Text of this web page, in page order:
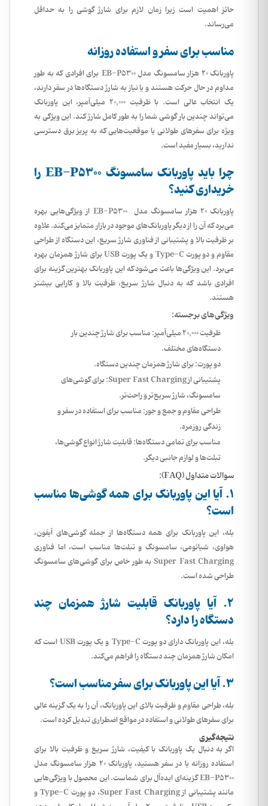
حائز اهمیت است زیرا زمان لازم برای شارژ گوشی را به حداقل
می‌رساند.
مناسب برای سفر و استفاده روزانه
پاوربانک 20 هزار سامسونگ مدل EB-P5300 برای افرادی که به طور
مداوم در حال حرکت هستند و یا نیاز به شارژ دستگاه‌ها در سفر دارند،
یک انتخاب عالی است. با ظرفیت 20,000 میلی‌آمپر، این پاوربانک
می‌تواند چندین بار گوشی شما را به طور کامل شارژ کند. این ویژگی به
ویژه برای سفرهای طولانی یا موقعیت‌هایی که به پریز برق دسترسی
ندارید، بسیار مفید است.
چرا باید پاوربانک سامسونگ EB-P5300 را
خریداری کنید؟
پاوربانک 20 هزار سامسونگ مدل EB-P5300 از ویژگی‌هایی بهره
می‌برد که آن را از دیگر پاوربانک‌های موجود در بازار متمایز می‌کند. علاوه
بر ظرفیت بالا و پشتیبانی از فناوری شارژ سریع، این دستگاه از طراحی
مقاوم و دو پورت Type-C و یک پورت USB برای شارژ همزمان بهره
می‌برد. این ویژگی‌ها باعث می‌شود که این پاوربانک بهترین گزینه برای
افرادی باشد که به دنبال شارژ سریع، ظرفیت بالا و کارایی بیشتر
هستند.
ویژگی‌های برجسته:
ظرفیت 20,000 میلی‌آمپر:
مناسب برای شارژ چندین بار
دستگاه‌های مختلف.
دو پورت: برای شارژ همزمان چندین دستگاه.
پشتیبانی از Super Fast Charging:
برای گوشی‌های
سامسونگ، شارژ سریع‌تر و راحت‌تر.
طراحی مقاوم و جمع و جور: مناسب برای استفاده در سفر و
زندگی روزمره.
مناسب برای تمامی دستگاه‌ها: قابلیت شارژ انواع گوشی‌ها،
تبلت‌ها و لوازم جانبی دیگر.
سوالات متداول (FAQ):
1. آیا این پاوربانک برای همه گوشی‌ها مناسب
است؟
بله، این پاوربانک برای همه دستگاه‌ها از جمله گوشی‌های آیفون،
هواوی، شیائومی، سامسونگ و تبلت‌ها مناسب است، اما فناوری
Super Fast Charging به طور خاص برای گوشی‌های سامسونگ
طراحی شده است.
2. آیا پاوربانک قابلیت شارژ همزمان چند
دستگاه را دارد؟
بله، این پاوربانک دارای دو پورت Type-C و یک پورت USB است که
امکان شارژ همزمان چند دستگاه را فراهم می‌کند.
3. آیا این پاوربانک برای سفر مناسب است؟
بله، طراحی مقاوم و ظرفیت بالای این پاوربانک، آن را به یک گزینه عالی
برای سفرهای طولانی و استفاده در مواقع اضطراری تبدیل کرده است.
نتیجه‌گیری
اگر به دنبال یک پاوربانک با کیفیت، شارژ سریع و ظرفیت بالا برای
استفاده روزانه یا در سفر هستید، پاوربانک 20 هزار
سامسونگمدل
EB-P5300 گزینه‌ای ایده‌آل برای شماست. این محصول با ویژگی‌هایی
مانند پشتیبانی از Super Fast Charging، دو پورت Type-C و